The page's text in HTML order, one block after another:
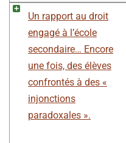
Un rapport au droit
engagé à l’école
secondaire… Encore
une fois, des élèves
confrontés à des «
injonctions
paradoxales ».